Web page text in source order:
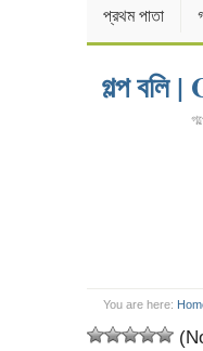
প্রথম পাতা
গল্প বলি
You are here: